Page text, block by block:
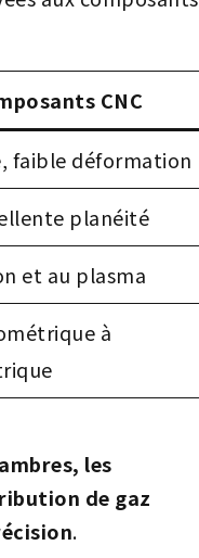
CNC
faible déformation
planéité
et au plasma
à
les
de gaz
.